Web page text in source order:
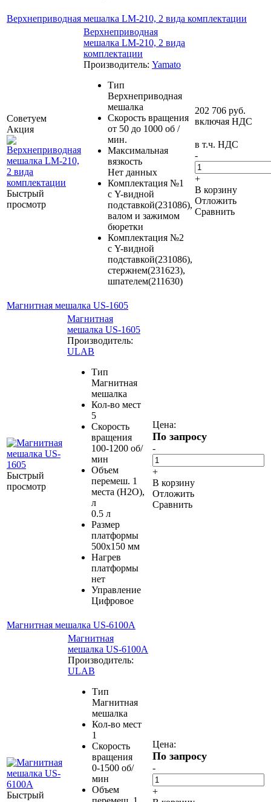
Верхнеприводная мешалка LM-210, 2 вида комплектации
Советуем
Акция
Быстрый
просмотр
Верхнеприводная
мешалка LM-210, 2 вида
комплектации
Производитель: Yamato
Тип
Верхнеприводная
мешалка
Скорость вращения
от 50 до 1000 об /
мин.
Максимальная
вязкость
Нет данных
Комплектация №1
с Y-видной
подставкой(231086),
валом и зажимом
бюретки
Комплектация №2
с Y-видной
подставкой(231086),
стержнем(231623),
шпателем(211630)
202 706 руб.
включая НДС
в т.ч. НДС
-
+
В корзину
Отложить
Сравнить
Магнитная мешалка US-1605
Быстрый
просмотр
Магнитная
мешалка US-1605
Производитель:
ULAB
Тип
Магнитная
мешалка
Кол-во мест
5
Скорость
вращения
100-1200 об/
мин
Объем
перемеш. 1
места (H2O),
л
0.5 л
Размер
платформы
500х150 мм
Нагрев
платформы
нет
Управление
Цифровое
Цена:
По запросу
-
+
В корзину
Отложить
Сравнить
Магнитная мешалка US-6100A
Быстрый
Магнитная
мешалка US-6100A
Производитель:
ULAB
Тип
Магнитная
мешалка
Кол-во мест
1
Скорость
вращения
0-1500 об/
мин
Объем
Цена:
По запросу
-
+